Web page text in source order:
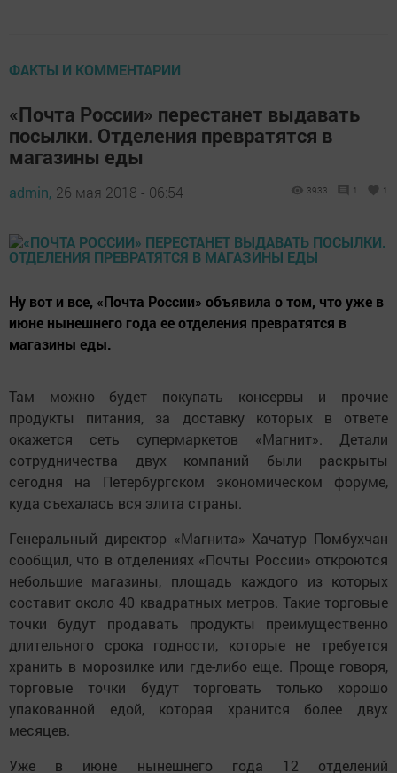
ФАКТЫ И КОММЕНТАРИИ
«Почта России» перестанет выдавать
посылки. Отделения превратятся в
магазины еды
admin, 26 мая 2018 - 06:54 3933 1 1
Ну вот и все, «Почта России» объявила о том, что уже в
июне нынешнего года ее отделения превратятся в
магазины еды.
Там можно будет покупать консервы и прочие
продукты питания, за доставку которых в ответе
окажется сеть супермаркетов «Магнит». Детали
сотрудничества двух компаний были раскрыты
сегодня на Петербургском экономическом форуме,
куда съехалась вся элита страны.
Генеральный директор «Магнита» Хачатур Помбухчан
сообщил, что в отделениях «Почты России» откроются
небольшие магазины, площадь каждого из которых
составит около 40 квадратных метров. Такие торговые
точки будут продавать продукты преимущественно
длительного срока годности, которые не требуется
хранить в морозилке или где-либо еще. Проще говоря,
торговые точки будут торговать только хорошо
упакованной едой, которая хранится более двух
месяцев.
Уже в июне нынешнего года 12 отделений